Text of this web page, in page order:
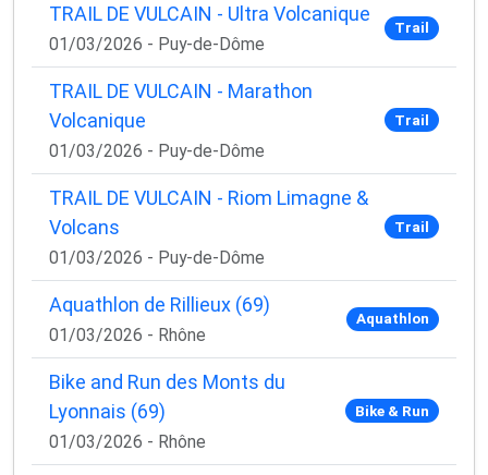
TRAIL DE VULCAIN - Ultra Volcanique
01/03/2026 - Puy-de-Dôme
Trail
TRAIL DE VULCAIN - Marathon
Volcanique
01/03/2026 - Puy-de-Dôme
Trail
TRAIL DE VULCAIN - Riom Limagne &
Volcans
01/03/2026 - Puy-de-Dôme
Trail
Aquathlon de Rillieux (69)
01/03/2026 - Rhône
Aquathlon
Bike and Run des Monts du
Lyonnais (69)
01/03/2026 - Rhône
Bike & Run